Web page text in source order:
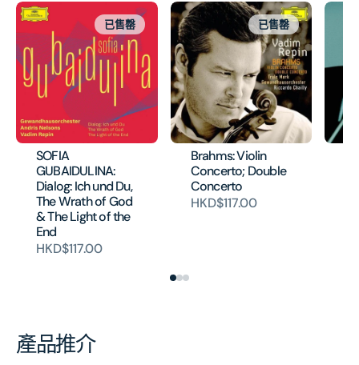
SOFIA
GUBAIDULINA:
Dialog: Ich und Du,
The Wrath of God
& The Light of the
End
HKD$117.00
已售罄
Brahms: Violin
Concerto; Double
Concerto
HKD$117.00
已售罄
產品推介